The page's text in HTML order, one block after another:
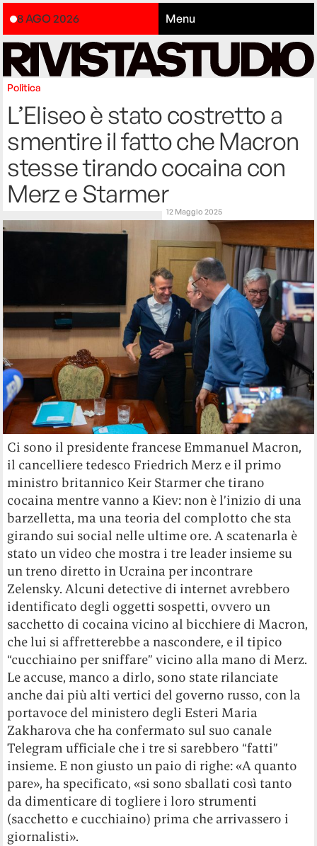
8 AGO 2026 Menu
Politica
L’Eliseo è stato costretto a
smentire il fatto che Macron
stesse tirando cocaina con
Merz e Starmer
12 Maggio 2025
Ci sono il presidente francese Emmanuel Macron,
il cancelliere tedesco Friedrich Merz e il primo
ministro britannico Keir Starmer che tirano
cocaina mentre vanno a Kiev: non è l’inizio di una
barzelletta, ma una teoria del complotto che sta
girando sui social nelle ultime ore. A scatenarla è
stato un video che mostra i tre leader insieme su
un treno diretto in Ucraina per incontrare
Zelensky. Alcuni detective di internet avrebbero
identificato degli oggetti sospetti, ovvero un
sacchetto di cocaina vicino al bicchiere di Macron,
che lui si affretterebbe a nascondere, e il tipico
“cucchiaino per sniffare” vicino alla mano di Merz.
Le accuse, manco a dirlo, sono state rilanciate
anche dai più alti vertici del governo russo, con la
portavoce del ministero degli Esteri Maria
Zakharova che ha confermato sul suo canale
Telegram ufficiale che i tre si sarebbero “fatti”
insieme. E non giusto un paio di righe: «A quanto
pare», ha specificato, «si sono sballati così tanto
da dimenticare di togliere i loro strumenti
(sacchetto e cucchiaino) prima che arrivassero i
giornalisti».